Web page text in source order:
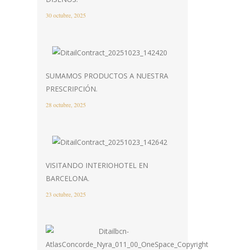
30 octubre, 2025
SUMAMOS PRODUCTOS A NUESTRA
PRESCRIPCIÓN.
28 octubre, 2025
VISITANDO INTERIOHOTEL EN
BARCELONA.
23 octubre, 2025